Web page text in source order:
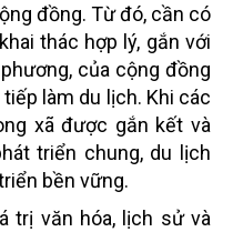
đồng. Từ đó, cần có
thác hợp lý, gắn với
của cộng đồng
làm du lịch. Khi các
xã được gắn kết và
triển chung, du lịch
bền vững.
trị văn hóa, lịch sử và